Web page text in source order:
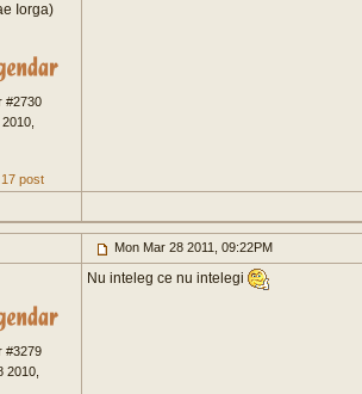
Iorga)
#2730
post
Mon Mar 28 2011, 09:22PM
#3279
2010,
Nu inteleg ce nu intelegi